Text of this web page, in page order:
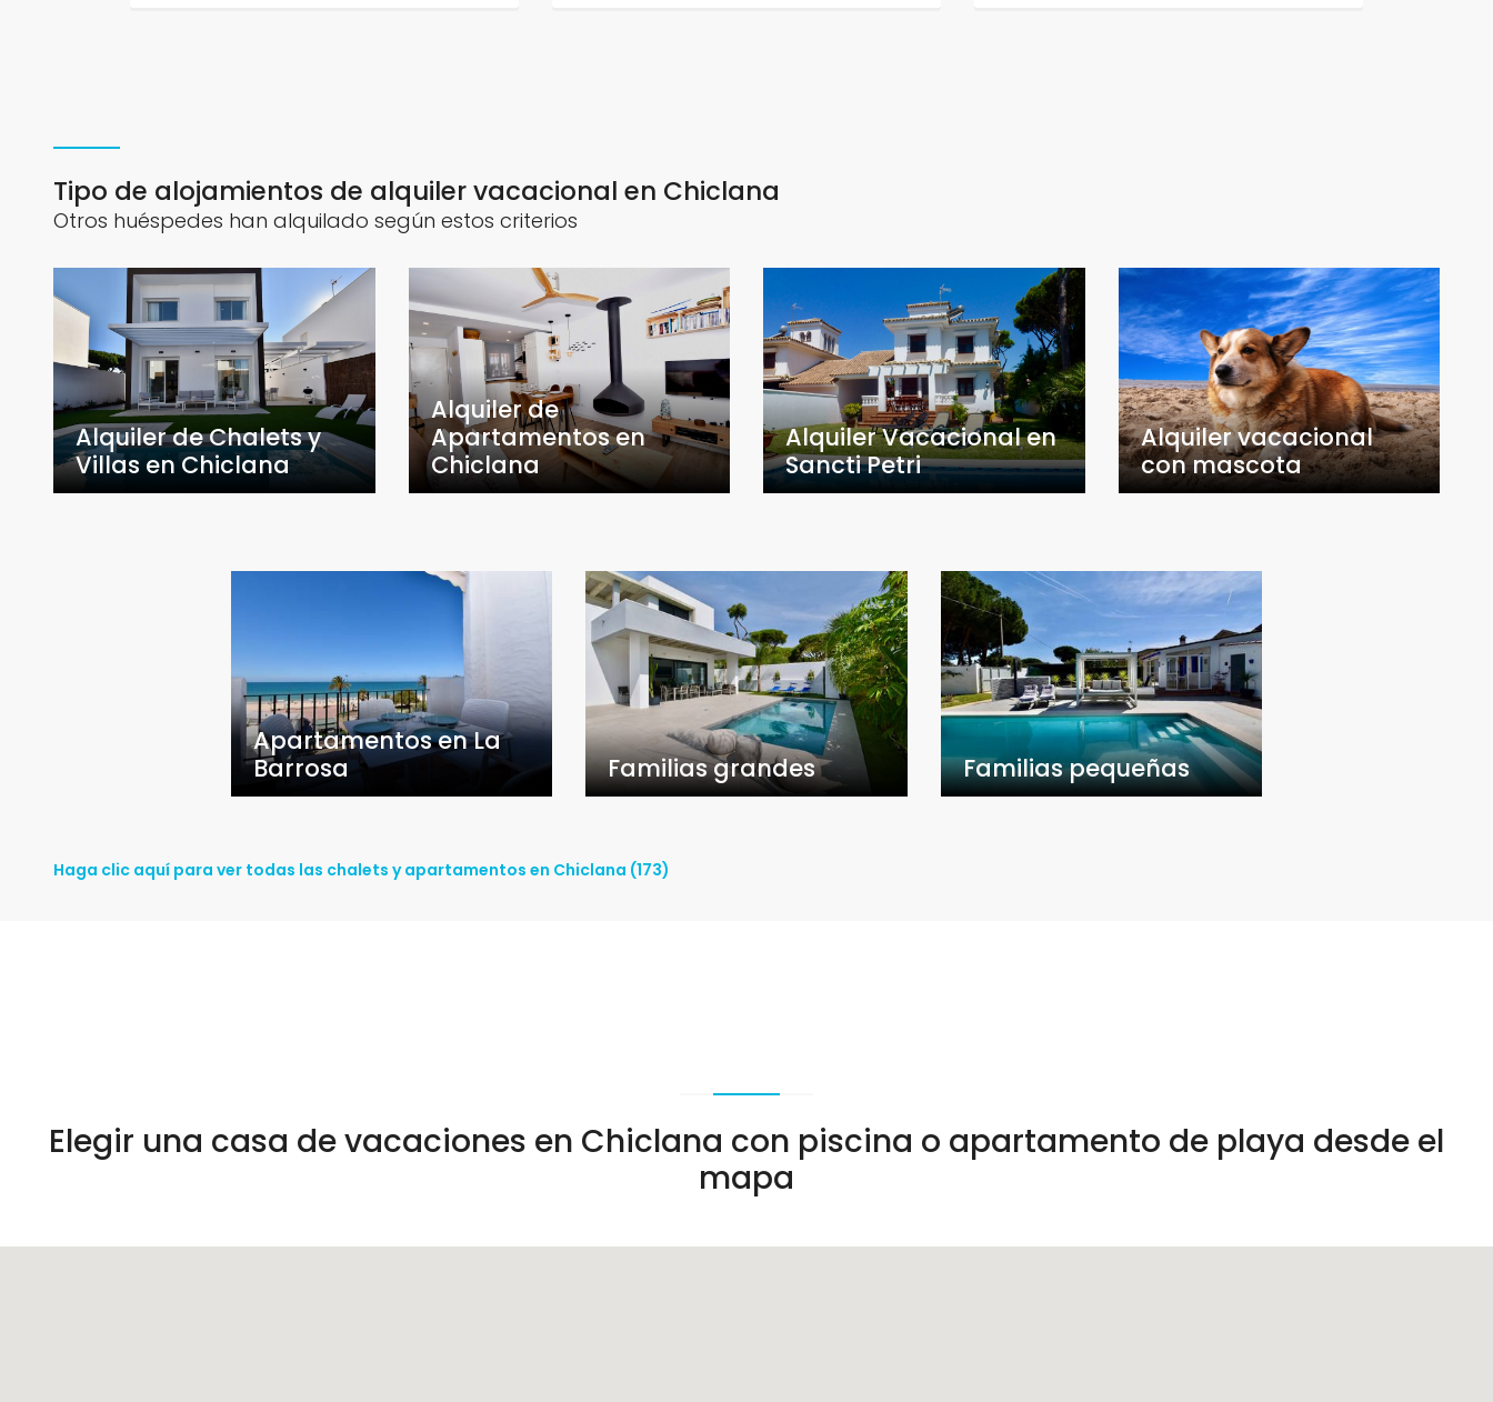
Tipo de alojamientos de alquiler vacacional en Chiclana
Otros huéspedes han alquilado según estos criterios
Alquiler de Chalets y
Villas en Chiclana
Alquiler de
Apartamentos en
Chiclana
Alquiler Vacacional en
Sancti Petri
Alquiler vacacional
con mascota
Apartamentos en La
Barrosa
Familias grandes Familias pequeñas
Haga clic aquí para ver todas las chalets y apartamentos en Chiclana (173)
Elegir una casa de vacaciones en Chiclana con piscina o apartamento de playa desde el
mapa